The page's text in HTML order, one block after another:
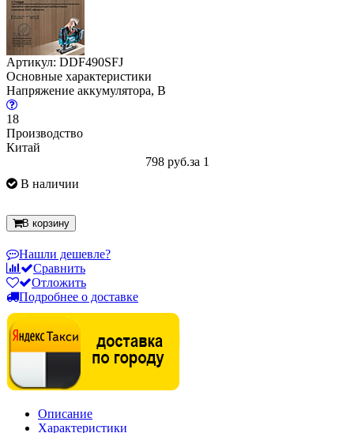
Артикул: DDF490SFJ
Основные характеристики
Напряжение аккумулятора, В
18
Производство
Китай
798 руб.за 1
В наличии
В корзину
Нашли дешевле?
Сравнить
Отложить
Подробнее о доставке
Описание
Характеристики